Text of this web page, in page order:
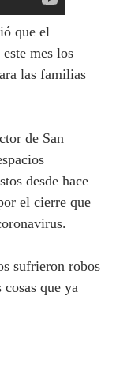
que el
mes los
las familias
de San
desde hace
el cierre que
sufrieron robos
que ya